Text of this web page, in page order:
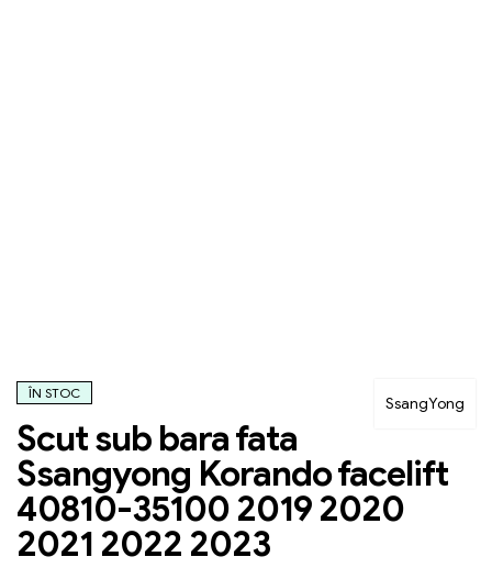
SsangYong
ÎN STOC
Scut sub bara fata
Ssangyong Korando facelift
40810-35100 2019 2020
2021 2022 2023